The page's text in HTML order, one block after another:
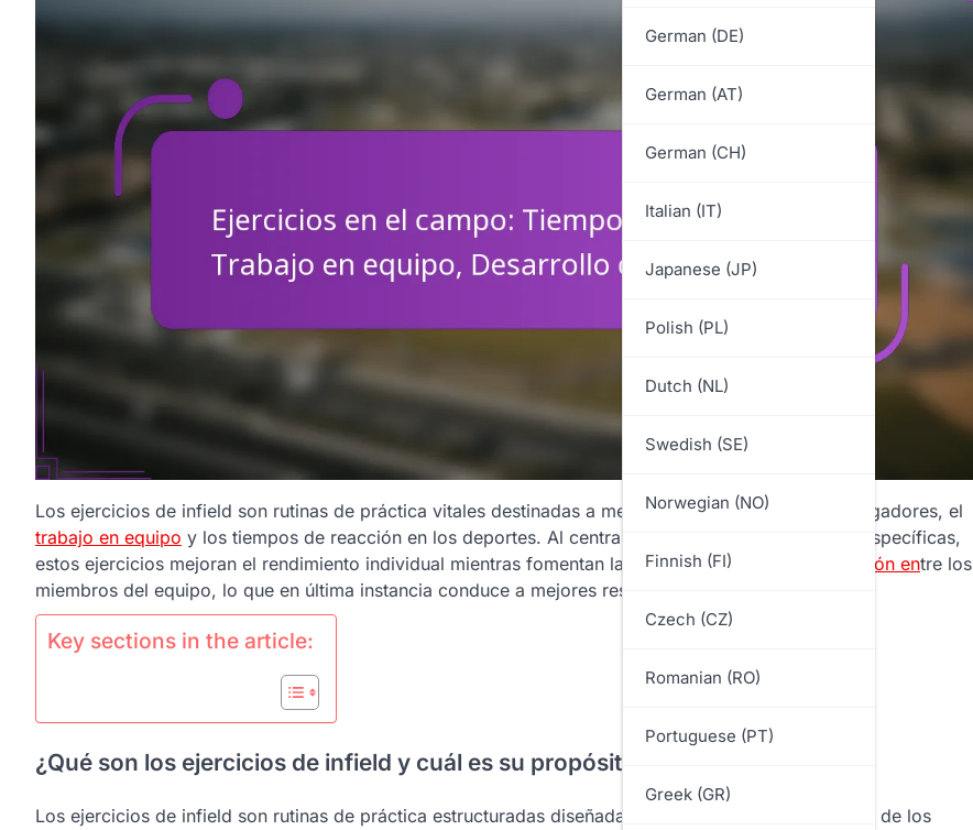
German (DE)
German (AT)
German (CH)
Italian (IT)
Japanese (JP)
Polish (PL)
Dutch (NL)
Swedish (SE)
Norwegian (NO)
Finnish (FI)
Czech (CZ)
Romanian (RO)
Portuguese (PT)
Greek (GR)
Los ejercicios de infield son rutinas de práctica vitales destinadas a mejorar las habilidades de los jugadores, el
trabajo en equipo y los tiempos de reacción en los deportes. Al centrarse en técnicas y estrategias específicas,
estos ejercicios mejoran el rendimiento individual mientras fomentan la colaboración y la
comunicación entre los
miembros del equipo, lo que en última instancia conduce a mejores resultados durante el juego.
Key sections in the article:
¿Qué son los ejercicios de infield y cuál es su propósito?
Los ejercicios de infield son rutinas de práctica estructuradas diseñadas para mejorar las habilidades de los